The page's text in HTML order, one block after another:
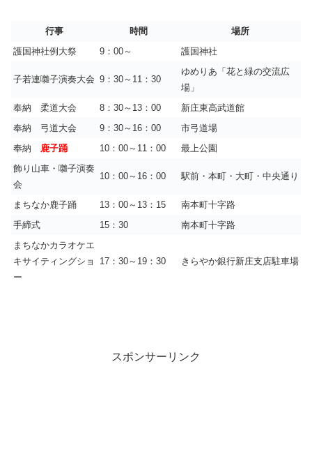
行事 時間
場所
護国神社例大祭
9：00～ 護国神社
子若連囃子演奏大会 9：30～11：30
ゆめりあ「花と緑の交流広
場」
奉納 柔道大会
8：30～13：00
新庄東高武道館
奉納 弓道大会
9：30～16：00
市弓道場
奉納 鹿子踊 10：00～11：00
最上公園
飾り山車・囃子演奏
会
10：00～16：00 駅前・本町・大町・中央通り
まちなか鹿子踊 13：00～13：15
南本町十字路
手締式
15：30
南本町十字路
まちなかカラオケエ
キサイティングショ
ー
17：30～19：30 きらやか銀行新庄支店駐車場
スポンサーリンク